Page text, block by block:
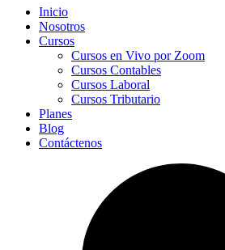
Inicio
Nosotros
Cursos
Cursos en Vivo por Zoom
Cursos Contables
Cursos Laboral
Cursos Tributario
Planes
Blog
Contáctenos